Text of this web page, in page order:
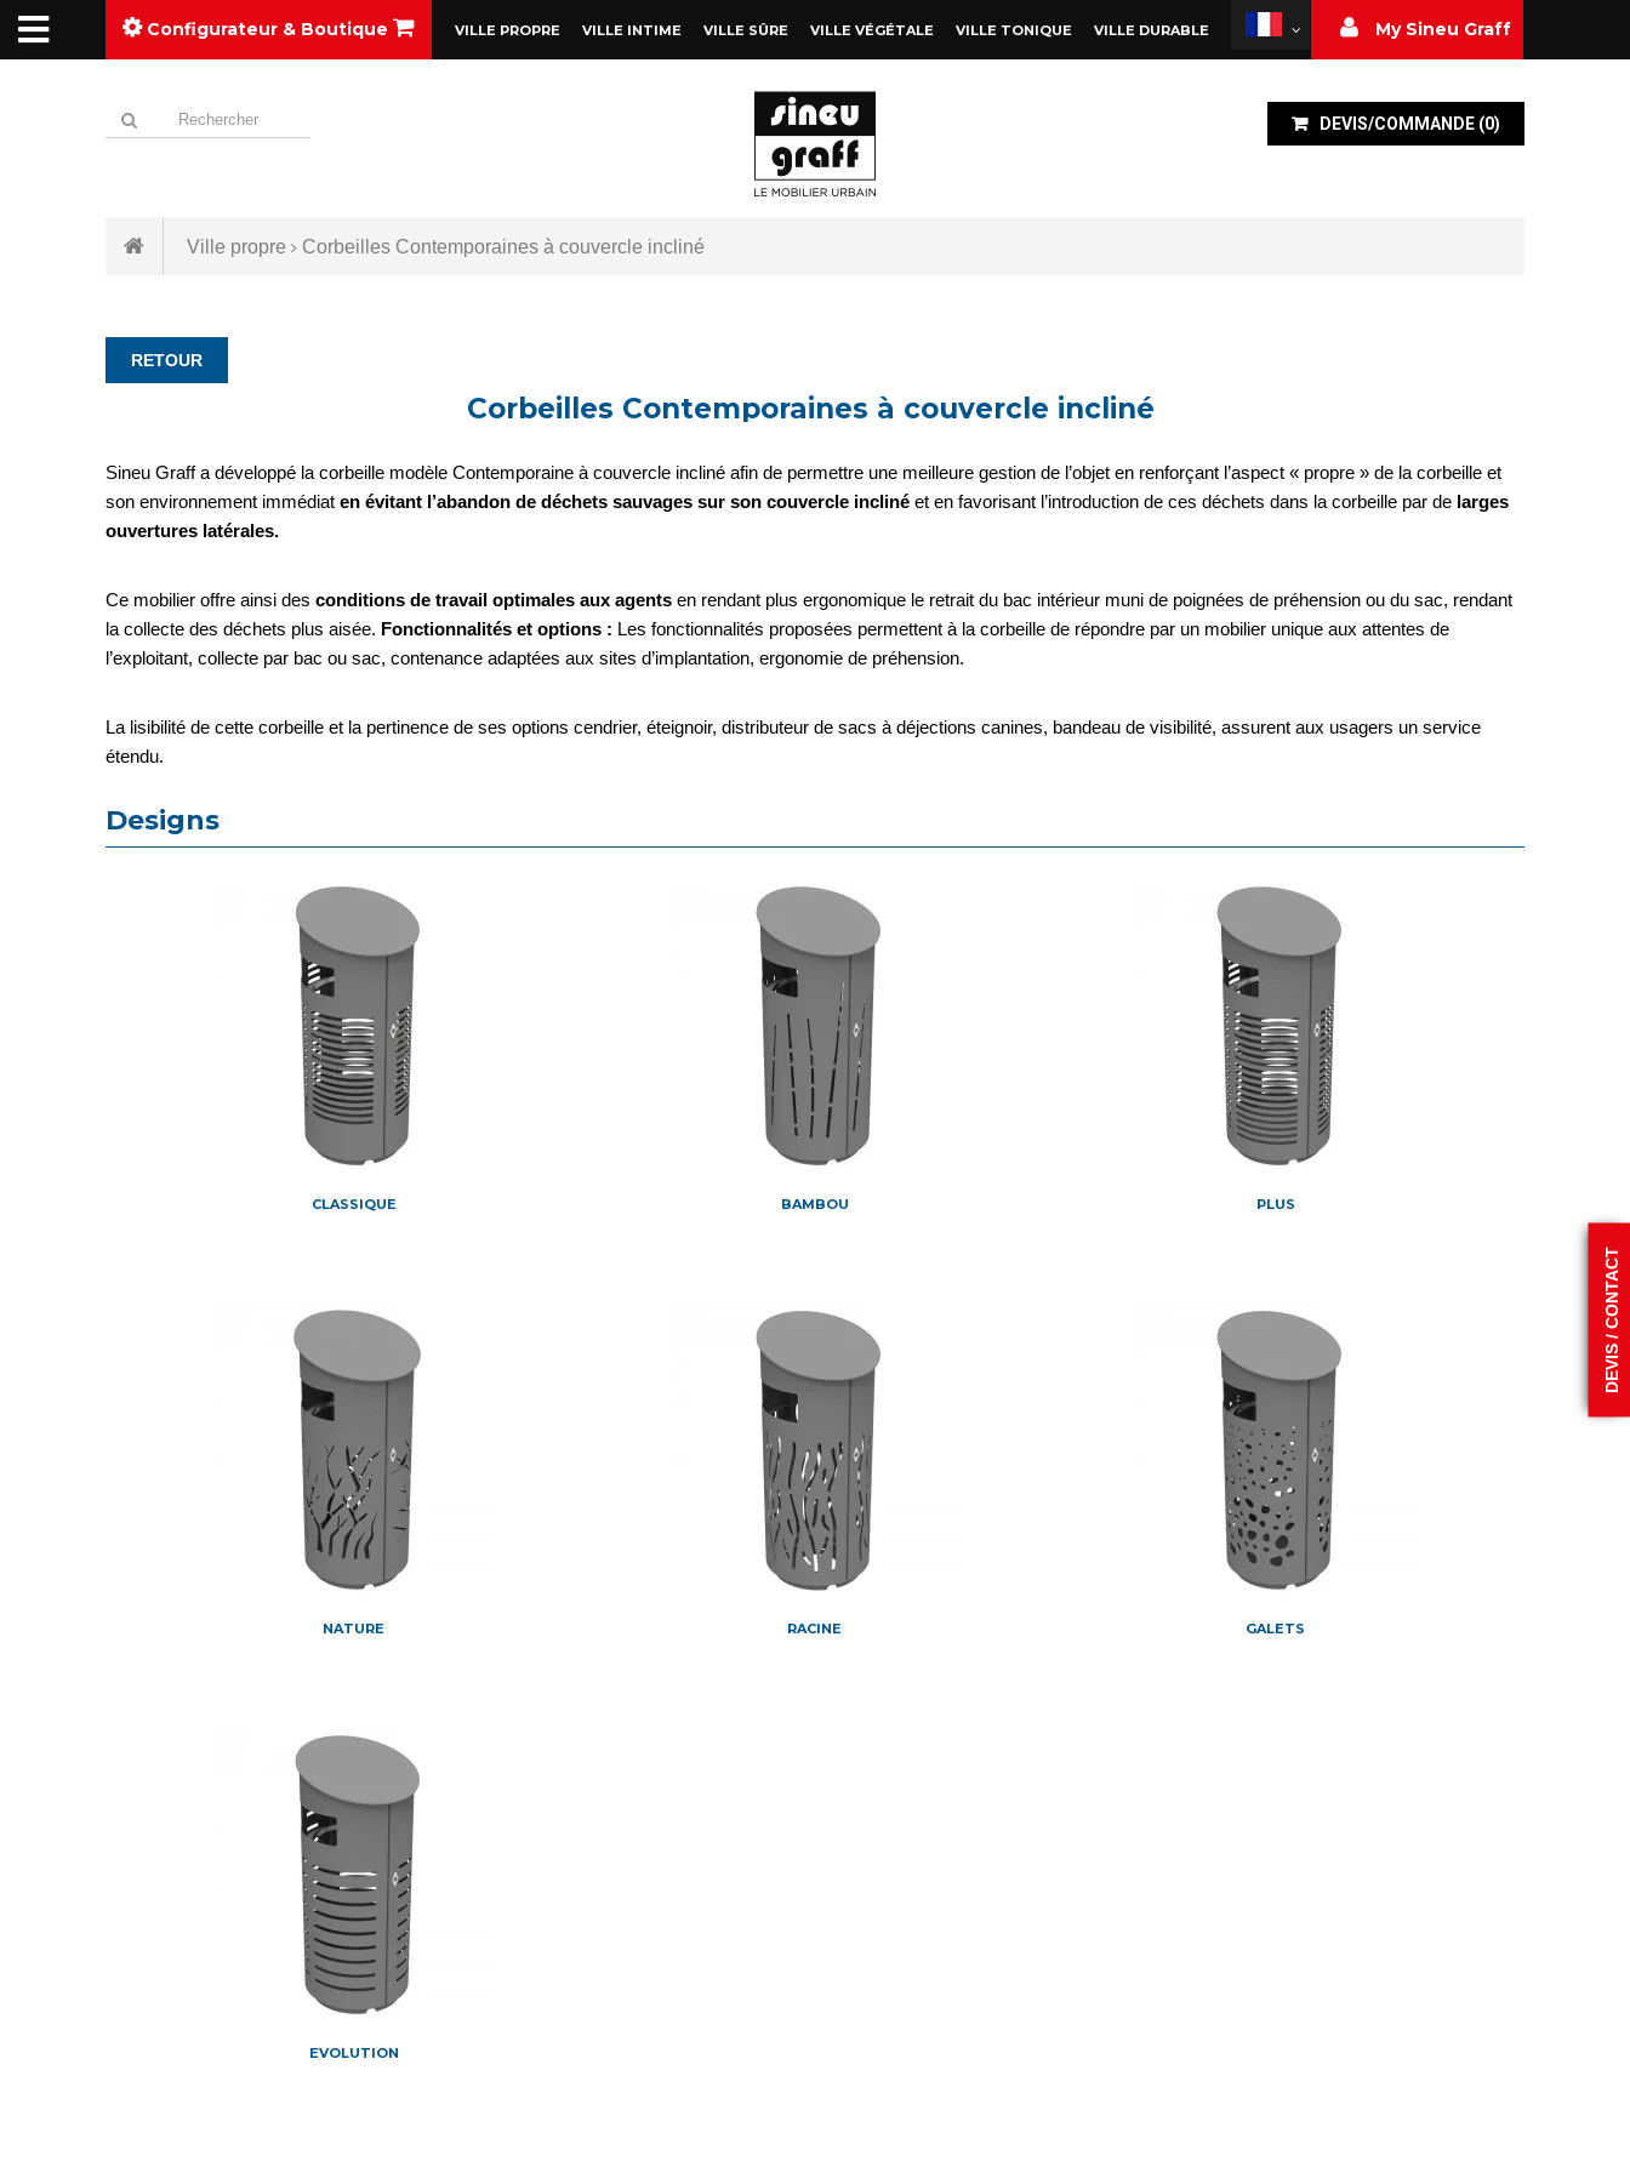
My Sineu Graff
Configurateur & Boutique VILLE PROPRE VILLE INTIME VILLE SÛRE VILLE VÉGÉTALE VILLE TONIQUE VILLE DURABLE
DEVIS/COMMANDE (0)
DEVIS / CONTACT
Ville propre Corbeilles Contemporaines à couvercle incliné
RETOUR
Corbeilles Contemporaines à couvercle incliné
Sineu Graff a développé la corbeille modèle Contemporaine à couvercle incliné afin de permettre une meilleure gestion de l’objet en renforçant l’aspect « propre » de la corbeille et
son environnement immédiat en évitant l’abandon de déchets sauvages sur son couvercle incliné et en favorisant l’introduction de ces déchets dans la corbeille par de larges
ouvertures latérales.
Ce mobilier offre ainsi des conditions de travail optimales aux agents en rendant plus ergonomique le retrait du bac intérieur muni de poignées de préhension ou du sac, rendant
la collecte des déchets plus aisée. Fonctionnalités et options : Les fonctionnalités proposées permettent à la corbeille de répondre par un mobilier unique aux attentes de
l’exploitant, collecte par bac ou sac, contenance adaptées aux sites d’implantation, ergonomie de préhension.
La lisibilité de cette corbeille et la pertinence de ses options cendrier, éteignoir, distributeur de sacs à déjections canines, bandeau de visibilité, assurent aux usagers un service
étendu.
Designs
CLASSIQUE BAMBOU PLUS
NATURE RACINE GALETS
EVOLUTION